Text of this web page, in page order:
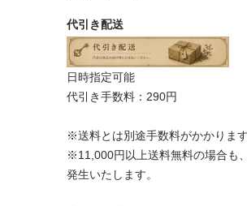
代引き配送
日時指定可能
代引き手数料：290円
※送料とは別途手数料がかかります
※11,000円以上送料無料の場合も
発生いたします。